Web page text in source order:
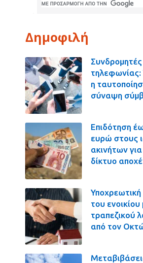
Δημοφιλή
Συνδρομητές
τηλεφωνίας:
η
σύναψη
Επιδότηση
ευρώ στους
ακινήτων
δίκτυο
του
τραπεζικού
από τον